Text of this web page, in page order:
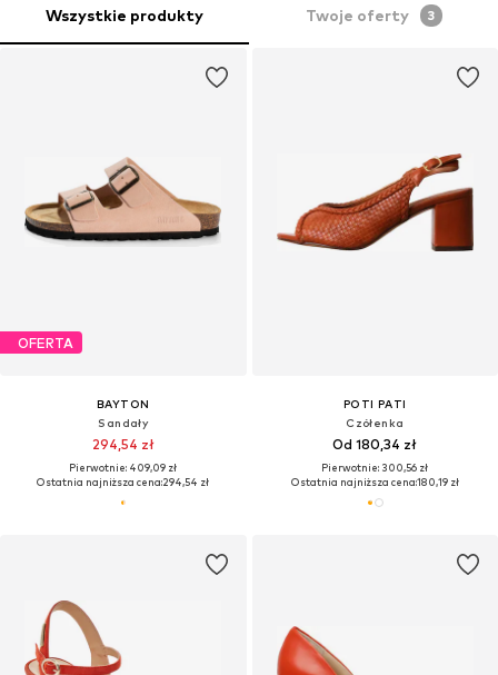
Wszystkie produkty Twoje oferty 3
OFERTA
BAYTON
Sandały
294,54 zł
Pierwotnie: 409,09 zł
Ostatnia najniższa cena:294,54 zł
POTI PATI
Czółenka
Od 180,34 zł
Pierwotnie: 300,56 zł
Ostatnia najniższa cena:180,19 zł